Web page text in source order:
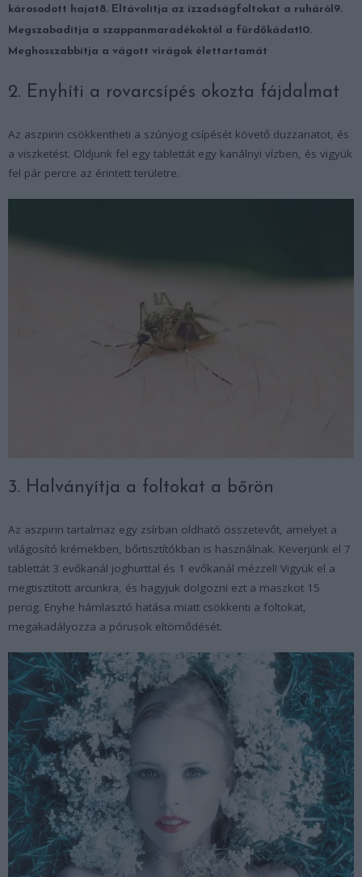
károsodott hajat8. Eltávolítja az izzadságfoltokat a ruháról 9.
Megszabadítja a szappanmaradékoktól a fürdőkádat10.
Meghosszabbítja a vágott virágok élettartamát
2. Enyhíti a rovarcsípés okozta fájdalmat
Az aszpirin csökkentheti a szúnyog csípését követő duzzanatot, és
a viszketést. Oldjunk fel egy tablettát egy kanálnyi vízben, és vigyük
fel pár percre az érintett területre.
3. Halványítja a foltokat a bőrön
Az aszpirin tartalmaz egy zsírban oldható összetevőt, amelyet a
világosító krémekben, bőrtisztítókban is használnak. Keverjünk el 7
tablettát 3 evőkanál joghurttal és 1 evőkanál mézzel! Vigyük el a
megtisztított arcunkra, és hagyjuk dolgozni ezt a maszkot 15
percig. Enyhe hámlasztó hatása miatt csökkenti a foltokat,
megakadályozza a pórusok eltömődését.